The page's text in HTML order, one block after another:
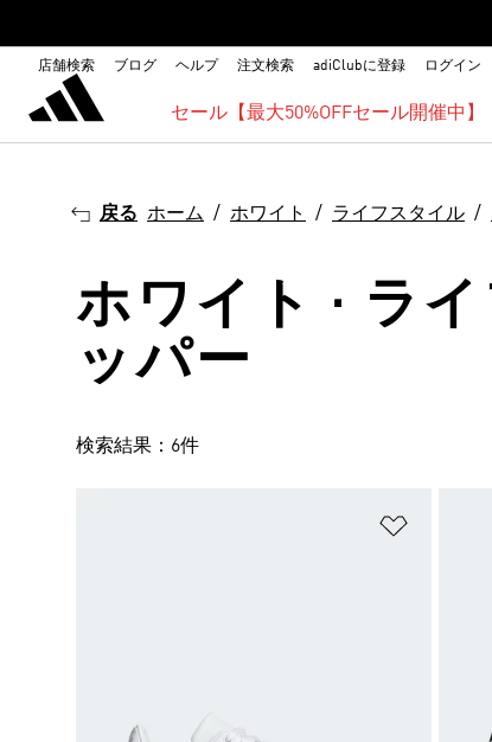
店舗検索 ブログ ヘルプ 注文検索 adiClubに登録 ログイン
セール【最大50%OFFセール開催中】
戻る ホーム ホワイト ライフスタイル
ホワイト · ラ
ッパー
検索結果：6件